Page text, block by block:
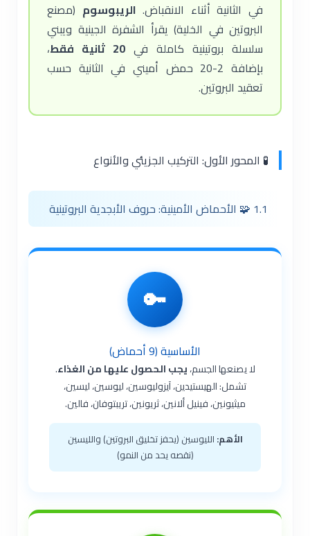
في الثانية أثناء الانقباض. الريبوسوم (مصنع
البروتين في الخلية) يقرأ الشفرة الجينية ويبني
سلسلة بروتينية كاملة في 20 ثانية فقط
،
بإضافة 2-20 حمض أميني في الثانية حسب
تعقيد البروتين.
🧪 المحور الأول: التركيب الجزيئي والأنواع
1.1 🧩 الأحماض الأمينية: حروف الأبجدية البروتينية
🔑
الأساسية (9 أحماض)
لا يصنعها الجسم،يجب الحصول عليها من الغذاء.
تشمل: الهيستيدين، آيزوليوسين، ليوسين، ليسين،
ميثيونين، فينيل ألانين، ثريونين، تريبتوفان، فالين.
الأهم: الليوسين (يحفز تخليق البروتين) والليسين
(نقصه يحد من النمو)